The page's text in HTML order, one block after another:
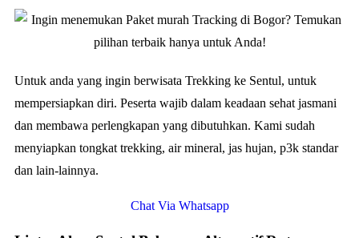
Untuk anda yang ingin berwisata Trekking ke Sentul, untuk
mempersiapkan diri. Peserta wajib dalam keadaan sehat jasmani
dan membawa perlengkapan yang dibutuhkan. Kami sudah
menyiapkan tongkat trekking, air mineral, jas hujan, p3k standar
dan lain-lainnya.
Chat Via Whatsapp